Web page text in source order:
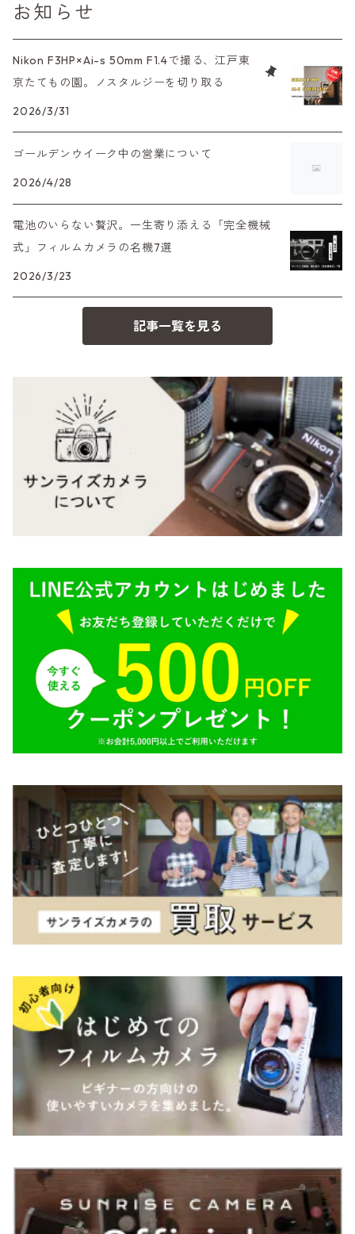
M42単焦点レンズ
XAシリーズ
Konica（コニカ）
C35シリーズ
Leica（ライカ）
バルナック
Mシリーズ
minilux
HASSELBLAD（ハッセルブラッド）
500台シリーズ
Rollei（ローライ）
35シリーズ
RICOH（リコー）
コンパクト
Voigtlander（フォクトレンダー）
Carl Zeiss（カールツァイス）
Mamiya（マミヤ）
Plaubel（プラウベル）
SONY（ソニー）
SIGMA（シグマ）
Tokina（トキナー）
TAMRON（タムロン）
その他
中判カメラ
大判カメラ
デジタルカメラ
フィルムカメラその他
S（ニコン）
FD（キヤノン）
EF（キヤノン）
OM（オリンパス）
A（ミノルタ（ソニー））
MD（ミノルタ）
CY（ヤシカコンタックス）
M（ライカ）
R（ライカ）
AR（コニカ）
O（その他）
滅多にお目にかかれない激レア商品！
プレゼント、贈答用にも！
お知らせ
Nikon F3HP×Ai-s 50mm F1.4で撮る、江戸東
京たてもの園。ノスタルジーを切り取る
2026/3/31
ゴールデンウイーク中の営業について
2026/4/28
電池のいらない贅沢。一生寄り添える「完全機械
式」フィルムカメラの名機7選
2026/3/23
記事一覧を見る